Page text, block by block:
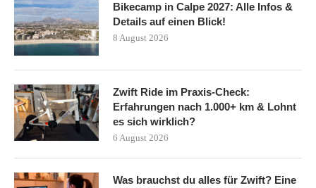
Bikecamp in Calpe 2027: Alle Infos &
Details auf einen Blick!
8 August 2026
Zwift Ride im Praxis-Check:
Erfahrungen nach 1.000+ km & Lohnt
es sich wirklich?
6 August 2026
Was brauchst du alles für Zwift? Eine